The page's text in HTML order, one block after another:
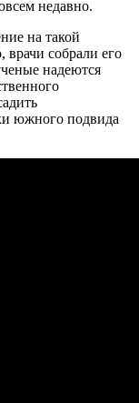
недавно.
на такой
врачи собрали его
надеются
южного подвида